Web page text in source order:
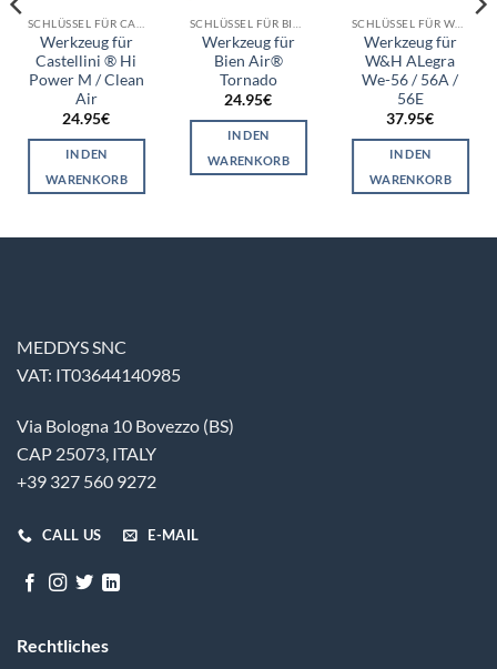
Werkzeug für
Castellini ® Hi
Power M / Clean
Air
24.95€
IN DEN
WARENKORB
Werkzeug für
Bien Air®
Tornado
24.95€
IN DEN
WARENKORB
Werkzeug für
W&H ALegra
We-56 / 56A /
56E
37.95€
IN DEN
WARENKORB
MEDDYS SNC
VAT: IT03644140985
Via Bologna 10 Bovezzo (BS)
CAP 25073, ITALY
+39 327 560 9272
CALL US E-MAIL
Rechtliches